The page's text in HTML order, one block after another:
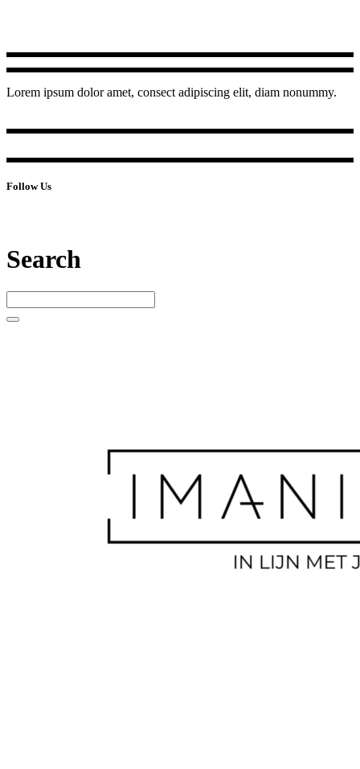
Lorem ipsum dolor amet, consect adipiscing elit, diam nonummy.
Follow Us
Search